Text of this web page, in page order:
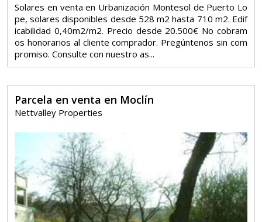
Solares en venta en Urbanización Montesol de Puerto Lo
pe, solares disponibles desde 528 m2 hasta 710 m2. Edif
icabilidad 0,40m2/m2. Precio desde 20.500€ No cobram
os honorarios al cliente comprador. Pregúntenos sin com
promiso. Consulte con nuestro as...
Parcela en venta en Moclín
Nettvalley Properties